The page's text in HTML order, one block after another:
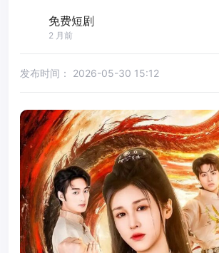
免费短剧
2 月前
发布时间： 2026-05-30 15:12